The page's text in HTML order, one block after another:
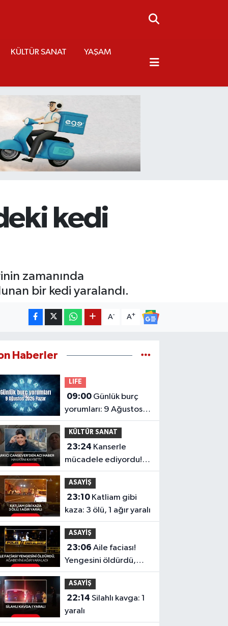
KÜLTÜR SANAT YAŞAM
kedi
zamanında
bir kedi yaralandı.
A- A+
Haberler
LIFE
09:00
yorumları: 9 Ağustos
2026 Pazar
KÜLTÜR SANAT
23:24
mücadele ediyordu!
Şarkıcı Cansever'den
acı haber, hayatını
kaybetti
ASAYİŞ
23:10
kaza: 3 ölü, 1 ağır yaralı
ASAYİŞ
23:06 Aile faciası!
Yengesini öldürdü,
ağabeyini ağır
yaraladı
ASAYİŞ
22:14 Silahlı kavga: 1
yaralı